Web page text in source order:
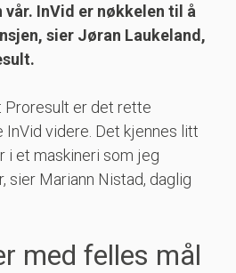
InVid er nøkkelen til å
sier Jøran Laukeland,
er det rette
videre. Det kjennes litt
i et maskineri som jeg
sier Mariann Nistad, daglig
med felles mål